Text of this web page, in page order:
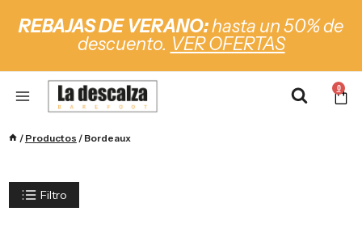
REBAJAS DE VERANO:hasta un 50% de
descuento. VER OFERTAS
0
/ Productos / Bordeaux
Filtro